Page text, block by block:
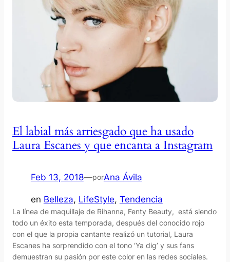
El labial más arriesgado que ha usado
Laura Escanes y que encanta a Instagram
Feb 13, 2018—porAna Ávila
en Belleza, LifeStyle, Tendencia
La línea de maquillaje de Rihanna, Fenty Beauty, está siendo
todo un éxito esta temporada, después del conocido rojo
con el que la propia cantante realizó un tutorial, Laura
Escanes ha sorprendido con el tono ‘Ya dig’ y sus fans
demuestran su pasión por este color en las redes sociales.